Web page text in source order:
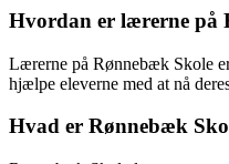
Hvordan er lærerne på
Lærerne på Rønnebæk Skole
hjælpe eleverne med at nå
Hvad er Rønnebæk